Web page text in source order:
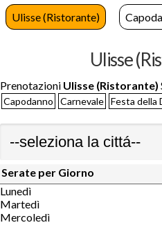
Ulisse (Ristorante)
Ulisse
Prenotazioni Ulisse (Ristorante)
Capodanno Carnevale Festa della
Serate per Giorno
Lunedì
Martedì
Mercoledì